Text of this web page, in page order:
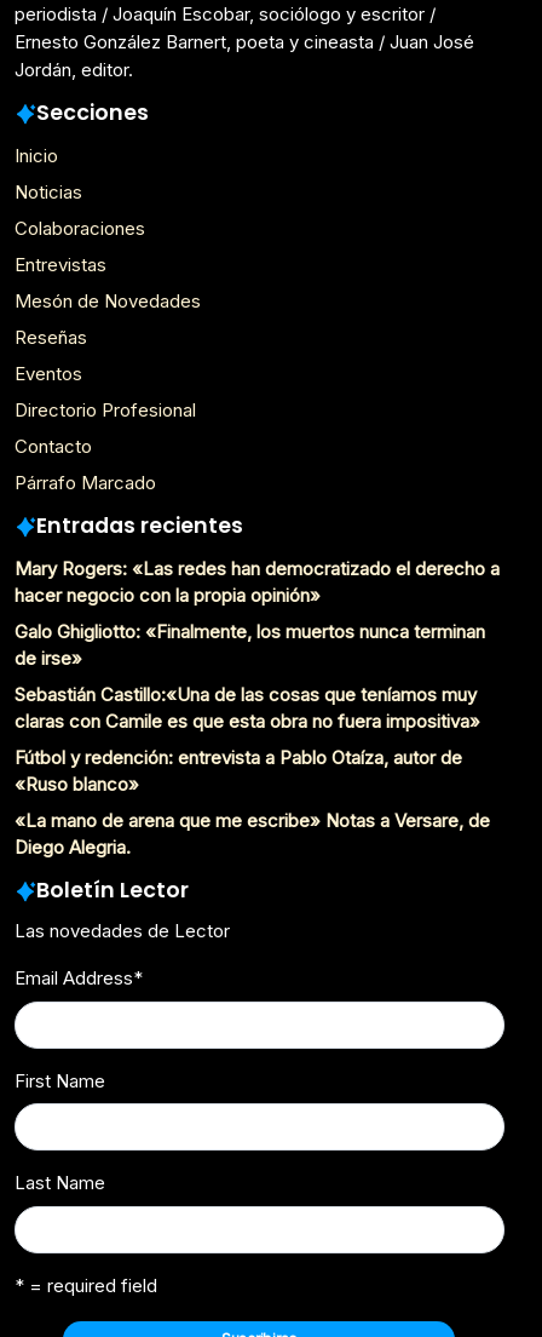
periodista / Joaquín Escobar, sociólogo y escritor /
Ernesto González Barnert, poeta y cineasta / Juan José
Jordán, editor.
Secciones
Inicio
Noticias
Colaboraciones
Entrevistas
Mesón de Novedades
Reseñas
Eventos
Directorio Profesional
Contacto
Párrafo Marcado
Entradas recientes
Mary Rogers: «Las redes han democratizado el derecho a
hacer negocio con la propia opinión»
Galo Ghigliotto: «Finalmente, los muertos nunca terminan
de irse»
Sebastián Castillo:«Una de las cosas que teníamos muy
claras con Camile es que esta obra no fuera impositiva»
Fútbol y redención: entrevista a Pablo Otaíza, autor de
«Ruso blanco»
«La mano de arena que me escribe» Notas a Versare, de
Diego Alegria.
Boletín Lector
Las novedades de Lector
Email Address*
First Name
Last Name
* = required field